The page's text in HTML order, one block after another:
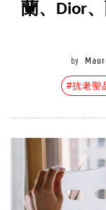
蘭、Dior
by
#抗老聖